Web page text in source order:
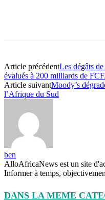
Article précédentLes dégâts
évalués à 200 milliards de
Article suivantMoody’s
l’Afrique du Sud
ben
AlloAfricaNews est un site
Informer à temps,
DANS LA MEME